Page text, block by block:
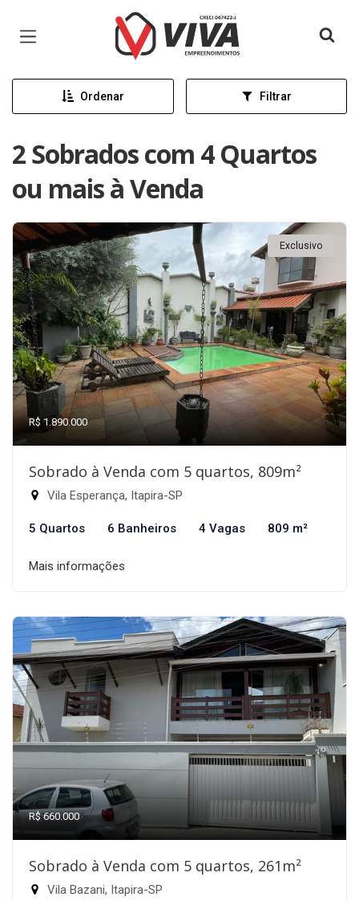
Página inicial
Ordenar Filtrar
2 Sobrados com 4 Quartos
ou mais à Venda
Exclusivo
R$ 1.890.000
Sobrado à Venda com 5 quartos, 809m²
Vila Esperança, Itapira-SP
5 Quartos 6 Banheiros 4 Vagas 809 m²
Mais informações
R$ 660.000
Sobrado à Venda com 5 quartos, 261m²
Vila Bazani, Itapira-SP